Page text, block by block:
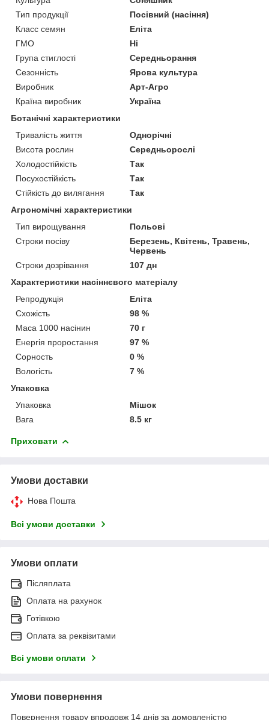
Тип продукції
Посівний (насіння)
Класс семян
Еліта
ГМО
Ні
Група стиглості
Середньорання
Сезонність
Ярова культура
Виробник
Арт-Агро
Країна виробник
Україна
Ботанічні характеристики
Тривалість життя
Однорічні
Висота рослин
Середньорослі
Холодостійкість
Так
Посухостійкість
Так
Стійкість до вилягання
Так
Агрономічні характеристики
Тип вирощування
Польові
Строки посіву
Березень, Квітень, Травень,
Червень
Строки дозрівання
107 дн
Характеристики насіннєвого матеріалу
Репродукція
Еліта
Схожість
98 %
Маса 1000 насінин
70 г
Енергія проростання
97 %
Сорность
0 %
Вологість
7 %
Упаковка
Упаковка
Мішок
Вага
8.5 кг
Приховати
Умови доставки
Нова Пошта
Всі умови доставки
Умови оплати
Післяплата
Оплата на рахунок
Готівкою
Оплата за реквізитами
Всі умови оплати
Умови повернення
Повернення товару впродовж 14 днів за домовленістю